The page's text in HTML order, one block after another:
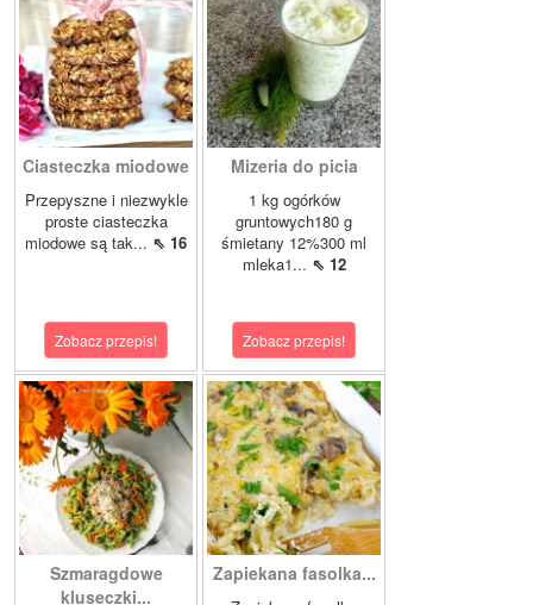
Ciasteczka miodowe
Przepyszne i niezwykle
proste ciasteczka
miodowe są tak... ⇖ 16
Zobacz przepis!
Mizeria do picia
1 kg ogórków
gruntowych180 g
śmietany 12%300 ml
mleka1... ⇖ 12
Zobacz przepis!
Szmaragdowe
kluseczki...
Zapiekana fasolka...